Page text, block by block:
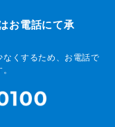
お電話にて承
くするため、お電話で